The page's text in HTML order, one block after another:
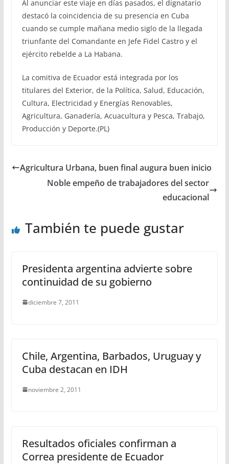
Al anunciar este viaje en días pasados, el dignatario
destacó la coincidencia de su presencia en Cuba
cuando se cumple mañana medio siglo de la llegada
triunfante del Comandante en Jefe Fidel Castro y el
ejército rebelde a La Habana.
La comitiva de Ecuador está integrada por los
titulares del Exterior, de la Política, Salud, Educación,
Cultura, Electricidad y Energías Renovables,
Agricultura, Ganadería, Acuacultura y Pesca, Trabajo,
Producción y Deporte.(PL)
Agricultura Urbana, buen final augura buen inicio
Noble empeño de trabajadores del sector
educacional
También te puede gustar
Presidenta argentina advierte sobre
continuidad de su gobierno
diciembre 7, 2011
Chile, Argentina, Barbados, Uruguay y
Cuba destacan en IDH
noviembre 2, 2011
Resultados oficiales confirman a
Correa presidente de Ecuador